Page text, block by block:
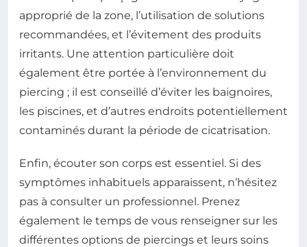
approprié de la zone, l’utilisation de solutions
recommandées, et l’évitement des produits
irritants. Une attention particulière doit
également être portée à l’environnement du
piercing ; il est conseillé d’éviter les baignoires,
les piscines, et d’autres endroits potentiellement
contaminés durant la période de cicatrisation.
Enfin, écouter son corps est essentiel. Si des
symptômes inhabituels apparaissent, n’hésitez
pas à consulter un professionnel. Prenez
également le temps de vous renseigner sur les
différentes options de piercings et leurs soins